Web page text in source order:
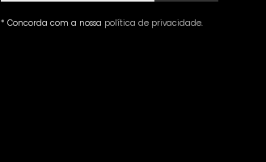
* Concorda com a nossa política de privacidade.